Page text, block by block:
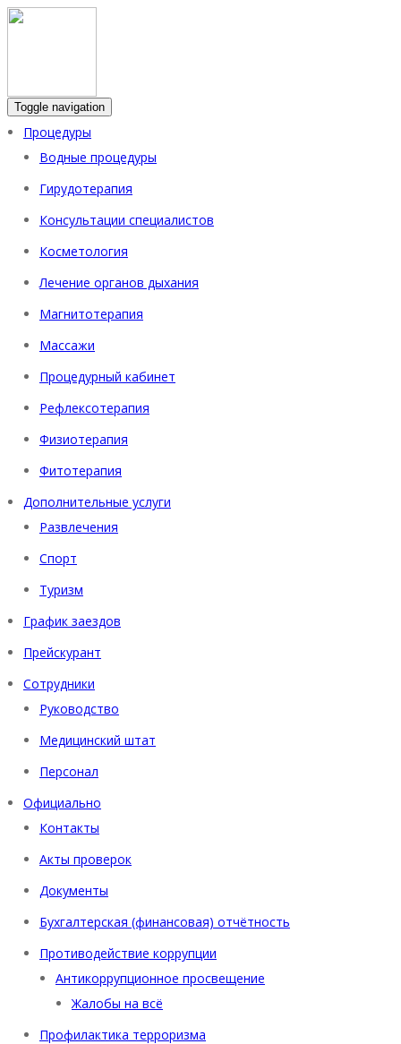
Toggle navigation
Процедуры
Водные процедуры
Гирудотерапия
Консультации специалистов
Косметология
Лечение органов дыхания
Магнитотерапия
Массажи
Процедурный кабинет
Рефлексотерапия
Физиотерапия
Фитотерапия
Дополнительные услуги
Развлечения
Спорт
Туризм
График заездов
Прейскурант
Сотрудники
Руководство
Медицинский штат
Персонал
Официально
Контакты
Акты проверок
Документы
Бухгалтерская (финансовая) отчётность
Противодействие коррупции
Антикоррупционное просвещение
Жалобы на всё
Профилактика терроризма